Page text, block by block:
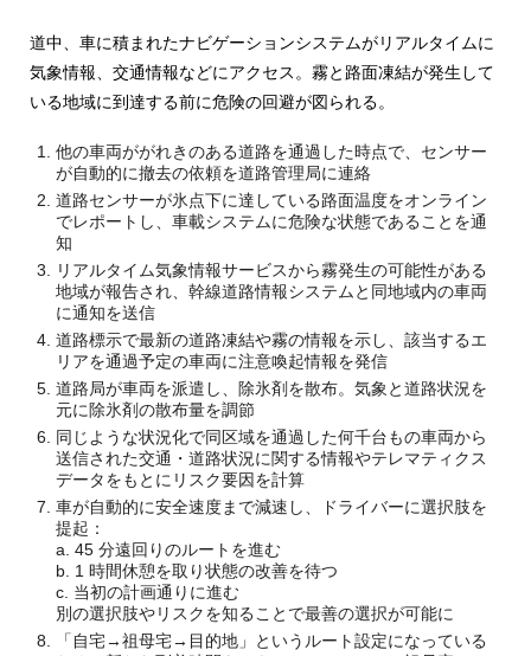
道中、車に積まれたナビゲーションシステムがリアルタイムに
気象情報、交通情報などにアクセス。霧と路面凍結が発生して
いる地域に到達する前に危険の回避が図られる。
他の車両ががれきのある道路を通過した時点で、センサー
が自動的に撤去の依頼を道路管理局に連絡
道路センサーが氷点下に達している路面温度をオンライン
でレポートし、車載システムに危険な状態であることを通
知
リアルタイム気象情報サービスから霧発生の可能性がある
地域が報告され、幹線道路情報システムと同地域内の車両
に通知を送信
道路標示で最新の道路凍結や霧の情報を示し、該当するエ
リアを通過予定の車両に注意喚起情報を発信
道路局が車両を派遣し、除氷剤を散布。気象と道路状況を
元に除氷剤の散布量を調節
同じような状況化で同区域を通過した何千台もの車両から
送信された交通・道路状況に関する情報やテレマティクス
データをもとにリスク要因を計算
車が自動的に安全速度まで減速し、ドライバーに選択肢を
提起：
a. 45 分遠回りのルートを進む
b. 1 時間休憩を取り状態の改善を待つ
c. 当初の計画通りに進む
別の選択肢やリスクを知ることで最善の選択が可能に
「自宅→祖母宅→目的地」というルート設定になっている